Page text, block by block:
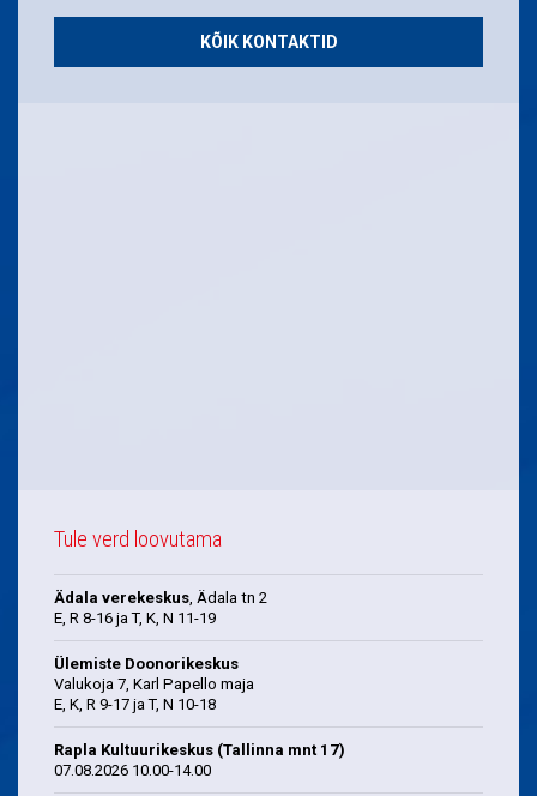
KÕIK KONTAKTID
Tule verd loovutama
Ädala verekeskus, Ädala tn 2
E, R 8-16 ja T, K, N 11-19
Ülemiste Doonorikeskus
Valukoja 7, Karl Papello maja
E, K, R 9-17 ja T, N 10-18
Rapla Kultuurikeskus (Tallinna mnt 17)
07.08.2026 10.00-14.00